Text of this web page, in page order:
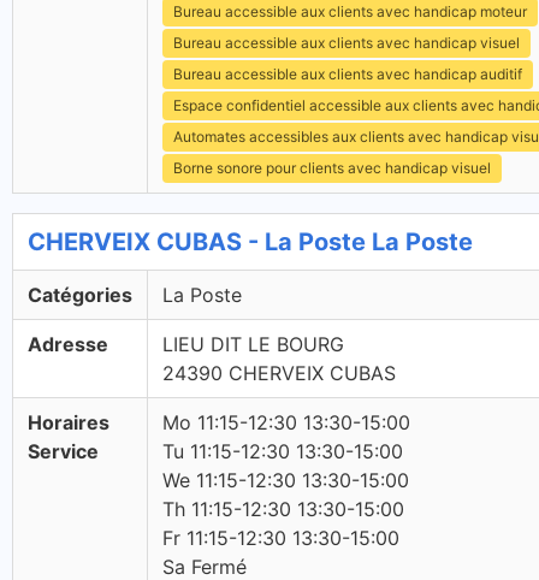
Bureau accessible aux clients avec handicap moteur
Bureau accessible aux clients avec handicap visuel
Bureau accessible aux clients avec handicap auditif
Espace confidentiel accessible aux clients avec
Automates accessibles aux clients avec handicap
Borne sonore pour clients avec handicap visuel
CHERVEIX CUBAS - La Poste La Poste
Catégories La Poste
Adresse
LIEU DIT LE BOURG
24390 CHERVEIX CUBAS
Horaires
Service
Mo 11:15-12:30 13:30-15:00
Tu 11:15-12:30 13:30-15:00
We 11:15-12:30 13:30-15:00
Th 11:15-12:30 13:30-15:00
Fr 11:15-12:30 13:30-15:00
Sa Fermé